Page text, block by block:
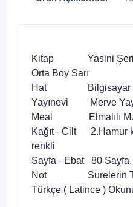
Kitap Yasini Şerif
Orta Boy Sarı
Hat
Yayınevi Merve
Meal Elmalılı M.
Kağıt - Cilt 2.Hamur
renkli
Sayfa - Ebat 80
Not Surelerin
Türkçe ( Latince )